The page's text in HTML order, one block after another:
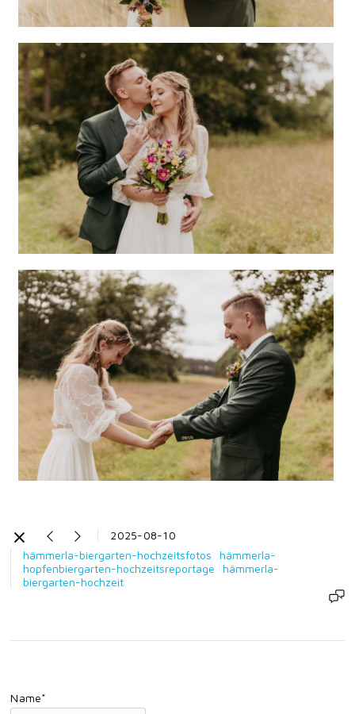
2025-08-10
hämmerla-biergarten-hochzeitsfotos
hämmerla-
hopfenbiergarten-hochzeitsreportage
hämmerla-
biergarten-hochzeit
Name*